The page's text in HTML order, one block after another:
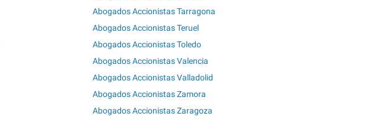
Abogados Accionistas Tarragona
Abogados Accionistas Teruel
Abogados Accionistas Toledo
Abogados Accionistas Valencia
Abogados Accionistas Valladolid
Abogados Accionistas Zamora
Abogados Accionistas Zaragoza